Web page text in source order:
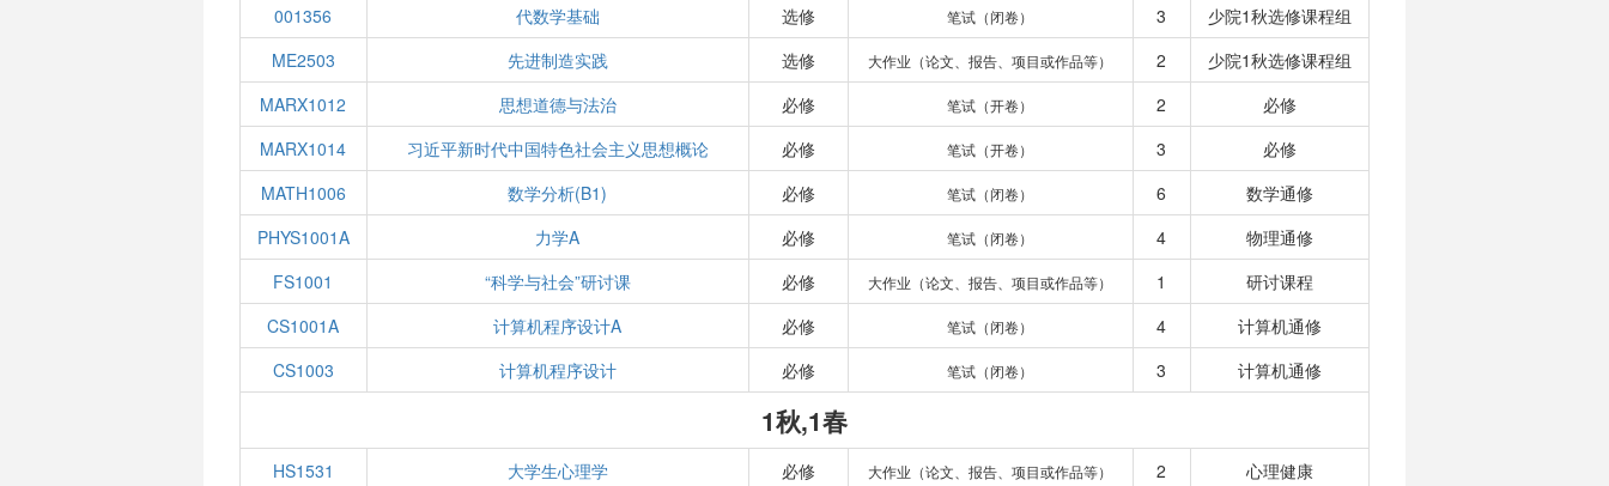
001356
代数学基础 选修 笔试（闭卷） 3
少院1秋选修课程组
ME2503
先进制造实践 选修 大作业（论文、报告、项目或作品等） 2
少院1秋选修课程组
MARX1012
思想道德与法治 必修 笔试（开卷） 2
必修
MARX1014
习近平新时代中国特色社会主义思想概论 必修 笔试（开卷） 3
必修
MATH1006
数学分析(B1) 必修 笔试（闭卷） 6
数学通修
PHYS1001A
力学A 必修 笔试（闭卷） 4
物理通修
FS1001
“科学与社会”研讨课 必修 大作业（论文、报告、项目或作品等） 1
研讨课程
CS1001A
计算机程序设计A 必修 笔试（闭卷） 4
计算机通修
CS1003
计算机程序设计 必修 笔试（闭卷） 3 计算机通修
1秋,1春
HS1531 大学生心理学 必修 大作业（论文、报告、项目或作品等） 2 心理健康